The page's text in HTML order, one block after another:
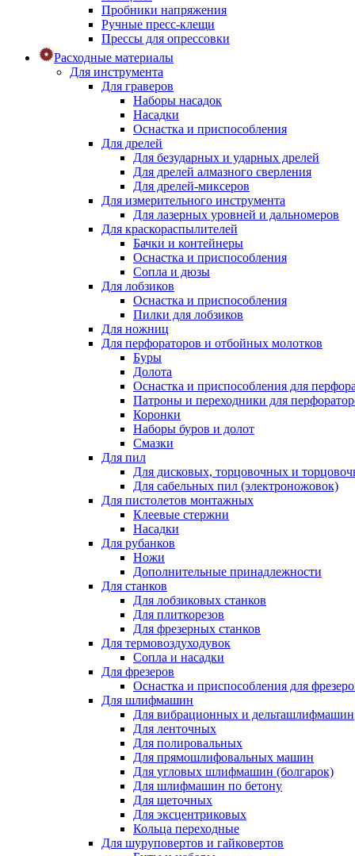
Пробники напряжения
Ручные пресс-клещи
Прессы для опрессовки
Расходные материалы
Для инструмента
Для граверов
Наборы насадок
Насадки
Оснастка и приспособления
Для дрелей
Для безударных и ударных дрелей
Для дрелей алмазного сверления
Для дрелей-миксеров
Для измерительного инструмента
Для лазерных уровней и дальномеров
Для краскораспылителей
Бачки и контейнеры
Оснастка и приспособления
Сопла и дюзы
Для лобзиков
Оснастка и приспособления
Пилки для лобзиков
Для ножниц
Для перфораторов и отбойных молотков
Буры
Долота
Оснастка и приспособления для
Патроны и переходники для
Коронки
Наборы буров и долот
Смазки
Для пил
Для дисковых, торцовочных и
Для сабельных пил (электроножовок)
Для пистолетов монтажных
Клеевые стержни
Насадки
Для рубанков
Ножи
Дополнительные принадлежности
Для станков
Для лобзиковых станков
Для плиткорезов
Для фрезерных станков
Для термовоздуходувок
Сопла и насадки
Для фрезеров
Оснастка и приспособления для
Для шлифмашин
Для вибрационных и дельташлифмашин
Для ленточных
Для полировальных
Для прямошлифовальных машин
Для угловых шлифмашин (болгарок)
Для шлифмашин по бетону
Для щеточных
Для эксцентриковых
Кольца переходные
Для шуруповертов и гайковертов